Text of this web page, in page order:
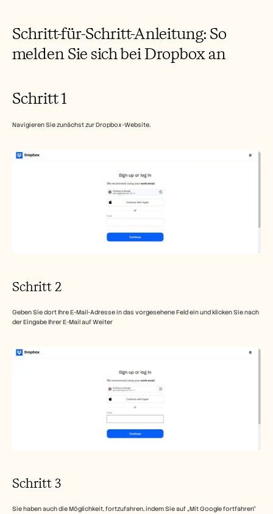
Schritt-für-Schritt-Anleitung: So
melden Sie sich bei Dropbox an
Schritt 1
Navigieren Sie zunächst zur Dropbox-Website.
Schritt 2
Geben Sie dort Ihre E-Mail-Adresse in das vorgesehene Feld ein und klicken Sie nach
der Eingabe Ihrer E-Mail auf Weiter
Schritt 3
Sie haben auch die Möglichkeit, fortzufahren, indem Sie auf „Mit Google fortfahren“